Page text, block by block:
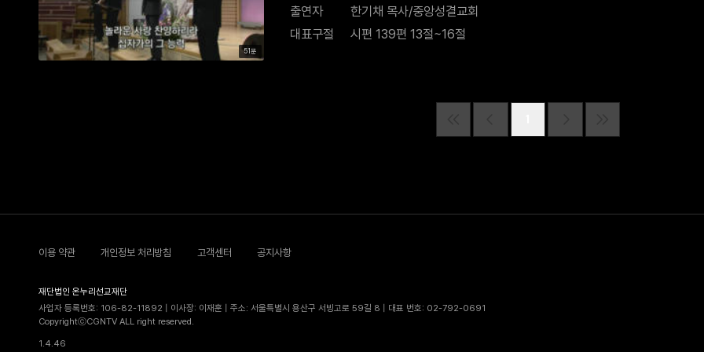
51분
출연자
한기채 목사/중앙성결교회
대표구절
시편 139편 13절~16절
이용 약관 개인정보 처리방침 고객센터 공지사항
재단법인 온누리선교재단
사업자 등록번호: 106-82-11892 | 이사장: 이재훈 | 주소: 서울특별시 용산구 서빙고로 59길 8 | 대표 번호: 02-792-0691
CopyrightⓒCGNTV ALL right reserved.
1.4.46